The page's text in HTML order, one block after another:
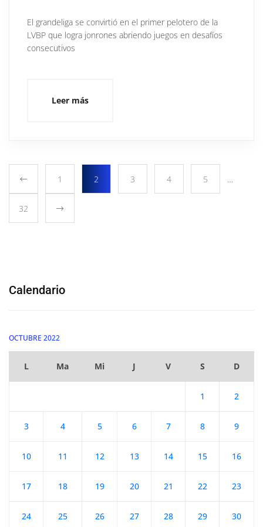
El grandeliga se convirtió en el primer pelotero de la
LVBP que logra jonrones abriendo juegos en desafíos
consecutivos
Leer más
1 2 3 4 5 …
32
Calendario
OCTUBRE 2022
L Ma Mi J V S D
1 2
3 4 5 6 7 8 9
10 11 12 13 14 15 16
17 18 19 20 21 22 23
24 25 26 27 28 29 30